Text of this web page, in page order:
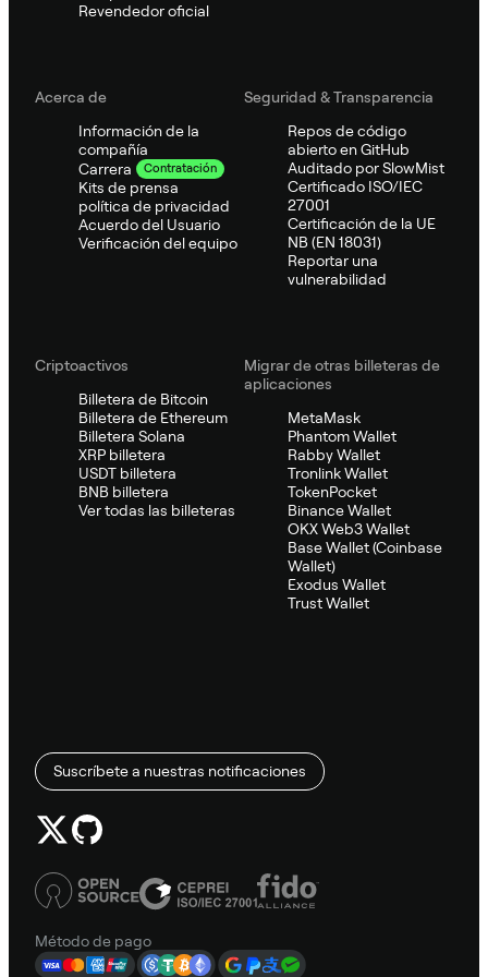
Revendedor oficial
Acerca de
Información de la
compañía
Carrera
Contratación
Kits de prensa
política de privacidad
Acuerdo del Usuario
Verificación del equipo
Seguridad & Transparencia
Repos de código
abierto en GitHub
Auditado por SlowMist
Certificado ISO/IEC
27001
Certificación de la UE
NB (EN 18031)
Reportar una
vulnerabilidad
Criptoactivos
Billetera de Bitcoin
Billetera de Ethereum
Billetera Solana
XRP billetera
USDT billetera
BNB billetera
Ver todas las billeteras
Migrar de otras billeteras de
aplicaciones
MetaMask
Phantom Wallet
Rabby Wallet
Tronlink Wallet
TokenPocket
Binance Wallet
OKX Web3 Wallet
Base Wallet (Coinbase
Wallet)
Exodus Wallet
Trust Wallet
Suscríbete a nuestras notificaciones
Método de pago